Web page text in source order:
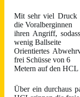
Mit sehr viel Druck
die Voralberginnen
ihren Angriff,
wenig Ballseite
Orientiertes
frei Schüsse von 6
Metern auf den HCL
Über ein durchaus